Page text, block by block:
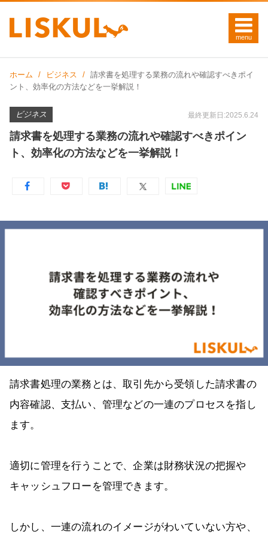
ホーム ビジネス
請求書を処理する業務の流れや確認すべきポイ
ント、効率化の方法などを一挙解説！
ビジネス 最終更新日:2025.6.24
請求書を処理する業務の流れや確認すべきポイン
ト、効率化の方法などを一挙解説！
請求書処理の業務とは、取引先から受領した請求書の
内容確認、支払い、管理などの一連のプロセスを指し
ます。
適切に管理を行うことで、企業は財務状況の把握や
キャッシュフローを管理できます。
しかし、一連の流れのイメージがわいていない方や、